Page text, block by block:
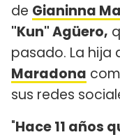
de Gianinna
"Kun" Agüero,
pasado. La hija
Maradona
sus redes
"Hace 11 años